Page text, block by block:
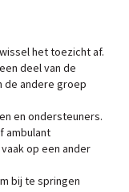
het toezicht af.
deel van de
de andere groep
en ondersteuners.
ambulant
op een ander
bij te springen